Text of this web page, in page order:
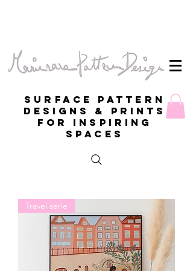
Surface Pattern
Designs & Prints
for inspiring
spaces
Travel serie